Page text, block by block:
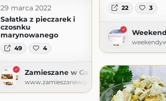
22 3
29 marca 2022
Sałatka z pieczarek i
czosnku
marynowanego
49 4
Zamieszane w Garze
www.zamieszanewgarze.com